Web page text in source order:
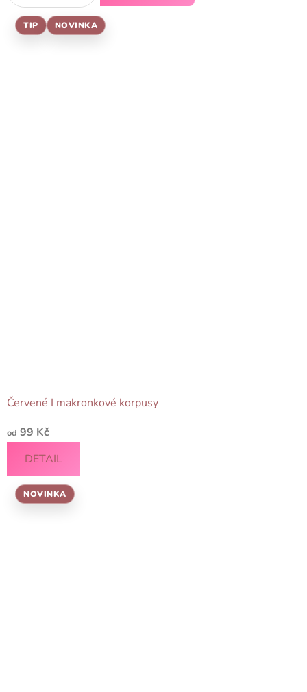
TIP NOVINKA
Červené I makronkové korpusy
od 99 Kč
DETAIL
NOVINKA